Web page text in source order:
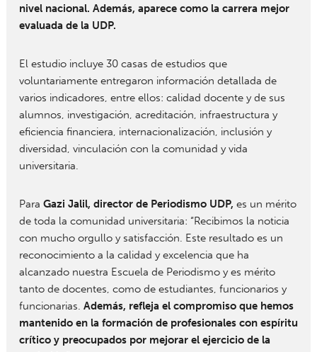
nivel nacional. Además, aparece como la carrera mejor
evaluada de la UDP.
El estudio incluye 30 casas de estudios que
voluntariamente entregaron información detallada de
varios indicadores, entre ellos: calidad docente y de sus
alumnos, investigación, acreditación, infraestructura y
eficiencia financiera, internacionalización, inclusión y
diversidad, vinculación con la comunidad y vida
universitaria.
Para Gazi Jalil, director de Periodismo UDP, es un mérito
de toda la comunidad universitaria: “Recibimos la noticia
con mucho orgullo y satisfacción. Este resultado es un
reconocimiento a la calidad y excelencia que ha
alcanzado nuestra Escuela de Periodismo y es mérito
tanto de docentes, como de estudiantes, funcionarios y
funcionarias. Además, refleja el compromiso que hemos
mantenido en la formación de profesionales con espíritu
crítico y preocupados por mejorar el ejercicio de la